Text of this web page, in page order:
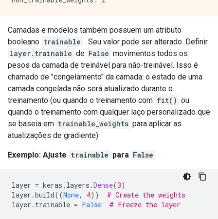
Camadas e modelos também possuem um atributo
booleano trainable . Seu valor pode ser alterado. Definir
layer.trainable de False movimentos todos os
pesos da camada de treinável para não-treinável. Isso é
chamado de "congelamento" da camada: o estado de uma
camada congelada não será atualizado durante o
treinamento (ou quando o treinamento com fit() ou
quando o treinamento com qualquer laço personalizado que
se baseia em trainable_weights para aplicar as
atualizações de gradiente).
Exemplo: Ajuste trainable para False
layer = keras . layers .Dense(3)
layer .build((None, 4))
# Create the weights
layer . trainable = False # Freeze the layer